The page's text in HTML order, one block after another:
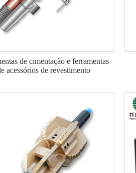
de cimentação e ferramentas
acessórios de revestimento